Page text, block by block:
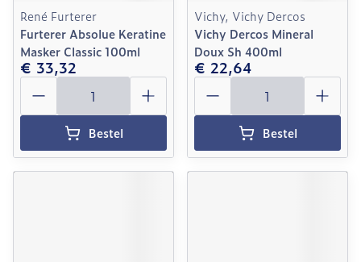
René Furterer
Furterer Absolue Keratine
Masker Classic 100ml
€ 33,32
Aantal
Bestel
Vichy, Vichy Dercos
Vichy Dercos Mineral
Doux Sh 400ml
€ 22,64
Aantal
Bestel